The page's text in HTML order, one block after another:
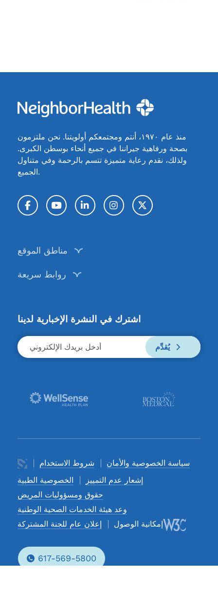
منذ عام ١٩٧٠، أنتم ومجتمعكم أولويتنا. نحن ملتزمون
بصحة ورفاهية جيراننا في جميع أنحاء بوسطن الكبرى.
ولذلك، نقدم رعاية متميزة تتسم بالرحمة وفي متناول
الجميع.
فيسبوكيوتيوب لينكد إنإنستغرام
مناطق الموقع
روابط سريعة
اشترك في النشرة الإخبارية لدينا
يُقدِّم
شروط الاستخدام
سياسة الخصوصية والأمان
الخصوصية الطبية
إشعار عدم التمييز
حقوق ومسؤوليات المريض
وعد هيئة الخدمات الصحية الوطنية
إعلان عام للجنة المشتركة
إمكانية الوصول
617-569-5800
Phone